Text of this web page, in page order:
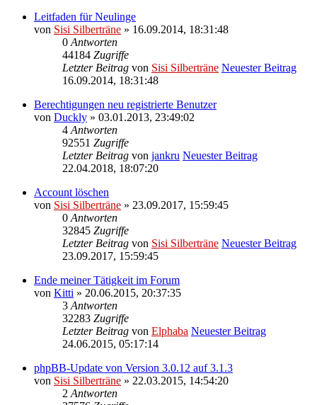
Leitfaden für Neulinge
von Sisi Silberträne » 16.09.2014, 18:31:48
0 Antworten
44184 Zugriffe
Letzter Beitrag von Sisi Silberträne Neuester Beitrag
16.09.2014, 18:31:48
Berechtigungen neu registrierte Benutzer
von Duckly » 03.01.2013, 23:49:02
4 Antworten
92551 Zugriffe
Letzter Beitrag von jankru Neuester Beitrag
22.04.2018, 18:07:20
Account löschen
von Sisi Silberträne » 23.09.2017, 15:59:45
0 Antworten
32845 Zugriffe
Letzter Beitrag von Sisi Silberträne Neuester Beitrag
23.09.2017, 15:59:45
Ende meiner Tätigkeit im Forum
von Kitti » 20.06.2015, 20:37:35
3 Antworten
32283 Zugriffe
Letzter Beitrag von Elphaba Neuester Beitrag
24.06.2015, 05:17:14
phpBB-Update von Version 3.0.12 auf 3.1.3
von Sisi Silberträne » 22.03.2015, 14:54:20
2 Antworten